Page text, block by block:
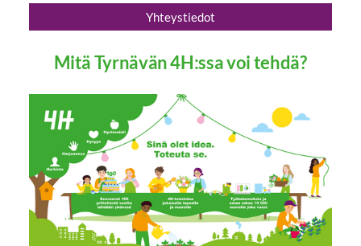
Yhteystiedot
Mitä Tyrnävän 4H:ssa voi tehdä?